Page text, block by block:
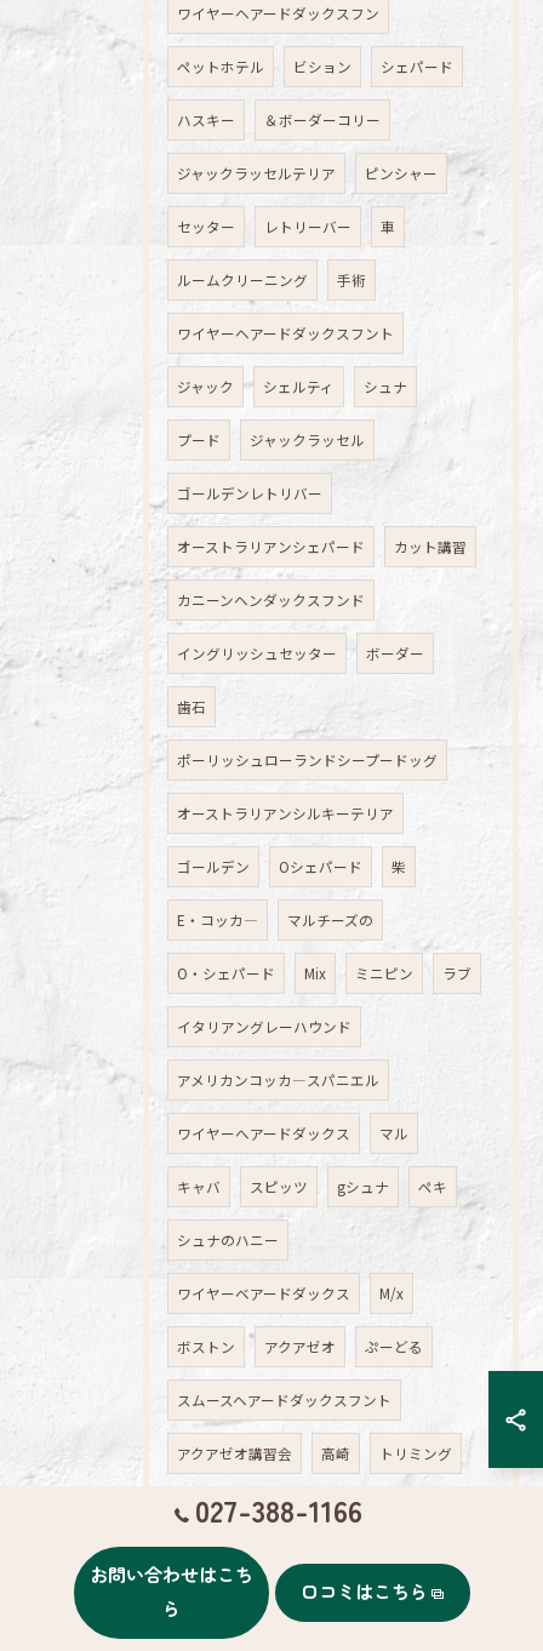
ワイヤーヘアードダックスフン
ペットホテル ビション シェパード
ハスキー ＆ボーダーコリー
ジャックラッセルテリア ピンシャー
セッター レトリーバー 車
ルームクリーニング 手術
ワイヤーヘアードダックスフント
ジャック シェルティ シュナ
プード ジャックラッセル
ゴールデンレトリバー
オーストラリアンシェパード カット講習
カニーンヘンダックスフンド
イングリッシュセッター ボーダー
歯石
ポーリッシュローランドシープードッグ
オーストラリアンシルキーテリア
ゴールデン Oシェパード 柴
E・コッカ― マルチーズの
O・シェパード Mix ミニピン ラブ
イタリアングレーハウンド
アメリカンコッカ―スパニエル
ワイヤーへアードダックス マル
キャバ スピッツ gシュナ ペキ
シュナのハニー
ワイヤーベアードダックス M/x
ボストン アクアゼオ ぷーどる
スムースヘアードダックスフント
アクアゼオ講習会 高崎 トリミング
料金 サロン 予約
ペット用品 ミニチュアダックス 時間
ショートカット
027-388-1166
お問い合わせはこち
ら
口コミはこちら